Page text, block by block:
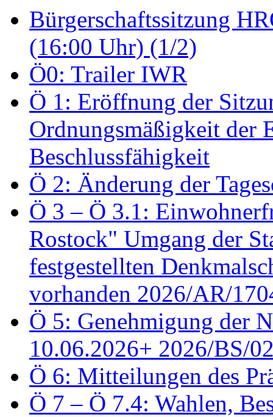
Bürgerschaftssitzung
(16:00 Uhr) (1/2)
Ö0: Trailer IWR
Ö 1: Eröffnung der
Ordnungsmäßigkeit der
Beschlussfähigkeit
Ö 2: Änderung der
Ö 3 – Ö 3.1:
Rostock" Umgang der
festgestellten
vorhanden 2026/AR/
Ö 5: Genehmigung der
10.06.2026+ 2026/BS/
Ö 6: Mitteilungen des
Ö 7 – Ö 7.4: Wahlen,